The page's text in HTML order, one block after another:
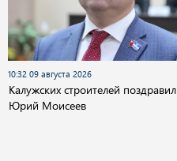
10:32 09 августа 2026
Калужских строителей поздравил
Юрий Моисеев